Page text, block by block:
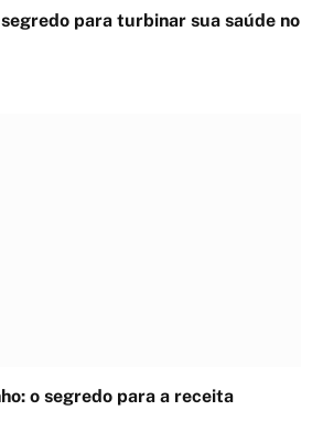
para turbinar sua saúde no
o segredo para a receita